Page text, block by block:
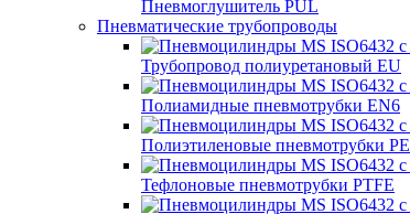
Пневмоглушитель PUL
Пневматические трубопроводы
Трубопровод полиуретановый EU
Полиамидные пневмотрубки EN6
Полиэтиленовые пневмотрубки PE
Тефлоновые пневмотрубки PTFE